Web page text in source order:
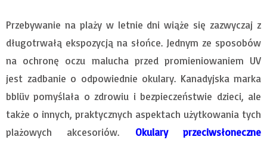
Przebywanie na plaży w letnie dni wiąże się zazwyczaj z
długotrwałą ekspozycją na słońce. Jednym ze sposobów
na ochronę oczu malucha przed promieniowaniem UV
jest zadbanie o odpowiednie okulary. Kanadyjska marka
bblüv pomyślała o zdrowiu i bezpieczeństwie dzieci, ale
także o innych, praktycznych aspektach użytkowania tych
plażowych akcesoriów.
Okulary przeciwsłoneczne